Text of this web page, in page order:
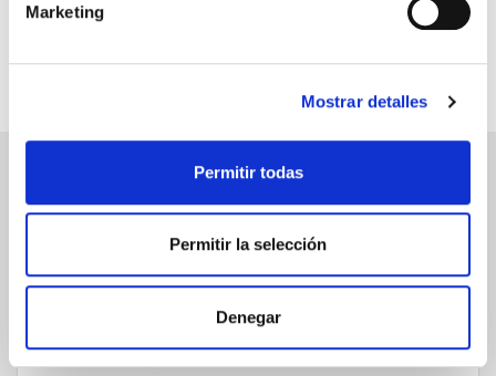
Marketing
Mostrar detalles
Permitir todas
Permitir la selección
Denegar
PAGO SEGURO
Tarjeta de crédito/débito